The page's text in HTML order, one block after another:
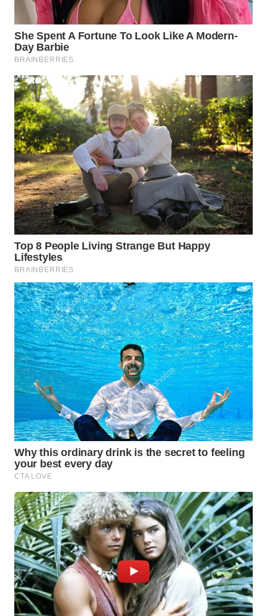
WN
SAMOSIR
WN
LAWAS
WN
SUMEDANG
WN
CIANJUR
WN
KEPULAUAN
SERIBU
WN
TANGERANG
WN
BINJAI
WN
CIREBON
WN
INDRAMAYU
WN
WN
MAJALENGKA
WN
SUBANG
WN
SUKABUMI
WN